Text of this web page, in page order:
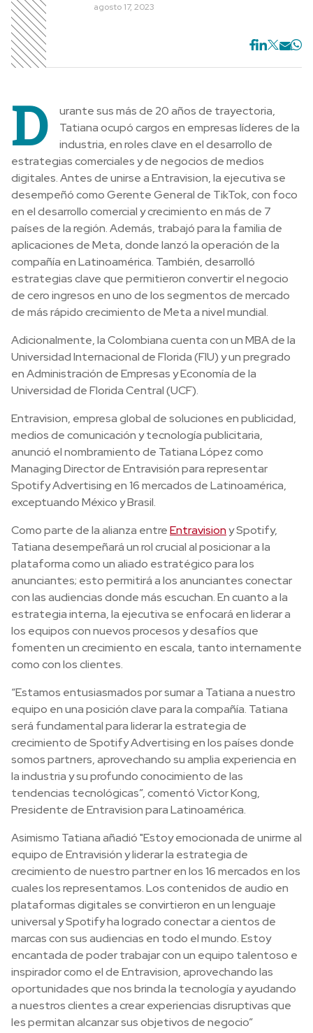
agosto 17, 2023
D
urante sus más de 20 años de trayectoria,
Tatiana ocupó cargos en empresas líderes de la
industria, en roles clave en el desarrollo de
estrategias comerciales y de negocios de medios
digitales. Antes de unirse a Entravision, la ejecutiva se
desempeñó como Gerente General de TikTok, con foco
en el desarrollo comercial y crecimiento en más de 7
países de la región. Además, trabajó para la familia de
aplicaciones de Meta, donde lanzó la operación de la
compañía en Latinoamérica. También, desarrolló
estrategias clave que permitieron convertir el negocio
de cero ingresos en uno de los segmentos de mercado
de más rápido crecimiento de Meta a nivel mundial.
Adicionalmente, la Colombiana cuenta con un MBA de la
Universidad Internacional de Florida (FIU) y un pregrado
en Administración de Empresas y Economía de la
Universidad de Florida Central (UCF).
Entravision, empresa global de soluciones en publicidad,
medios de comunicación y tecnología publicitaria,
anunció el nombramiento de Tatiana López como
Managing Director de Entravisión para representar
Spotify Advertising en 16 mercados de Latinoamérica,
exceptuando México y Brasil.
Como parte de la alianza entreEntravisiony Spotify,
Tatiana desempeñará un rol crucial al posicionar a la
plataforma como un aliado estratégico para los
anunciantes; esto permitirá a los anunciantes conectar
con las audiencias donde más escuchan. En cuanto a la
estrategia interna, la ejecutiva se enfocará en liderar a
los equipos con nuevos procesos y desafíos que
fomenten un crecimiento en escala, tanto internamente
como con los clientes.
“Estamos entusiasmados por sumar a Tatiana a nuestro
equipo en una posición clave para la compañía. Tatiana
será fundamental para liderar la estrategia de
crecimiento de Spotify Advertising en los países donde
somos partners, aprovechando su amplia experiencia en
la industria y su profundo conocimiento de las
tendencias tecnológicas”, comentó Victor Kong,
Presidente de Entravision para Latinoamérica.
Asimismo Tatiana añadió "Estoy emocionada de unirme al
equipo de Entravisión y liderar la estrategia de
crecimiento de nuestro partner en los 16 mercados en los
cuales los representamos. Los contenidos de audio en
plataformas digitales se convirtieron en un lenguaje
universal y Spotify ha logrado conectar a cientos de
marcas con sus audiencias en todo el mundo. Estoy
encantada de poder trabajar con un equipo talentoso e
inspirador como el de Entravision, aprovechando las
oportunidades que nos brinda la tecnología y ayudando
a nuestros clientes a crear experiencias disruptivas que
les permitan alcanzar sus objetivos de negocio”